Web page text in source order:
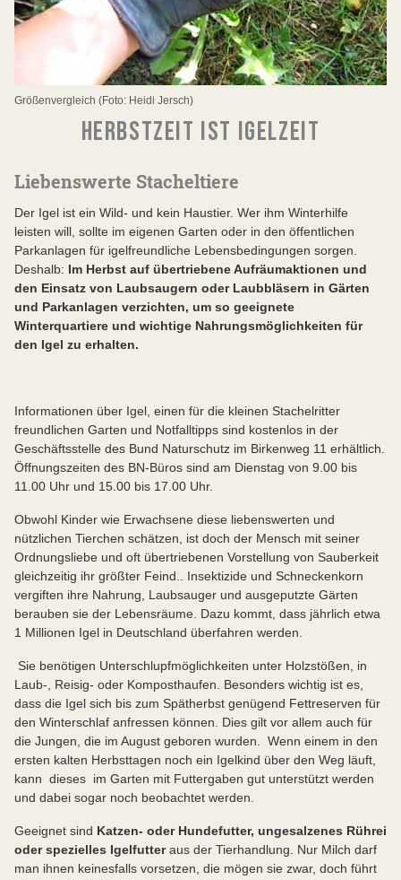
Größenvergleich (Foto: Heidi Jersch)
HERBSTZEIT IST IGELZEIT
Liebenswerte Stacheltiere
Der Igel ist ein Wild- und kein Haustier. Wer ihm Winterhilfe
leisten will, sollte im eigenen Garten oder in den öffentlichen
Parkanlagen für igelfreundliche Lebensbedingungen sorgen.
Deshalb: Im Herbst auf übertriebene Aufräumaktionen und
den Einsatz von Laubsaugern oder Laubbläsern in Gärten
und Parkanlagen verzichten, um so geeignete
Winterquartiere und wichtige Nahrungsmöglichkeiten für
den Igel zu erhalten.
Informationen über Igel, einen für die kleinen Stachelritter
freundlichen Garten und Notfalltipps sind kostenlos in der
Geschäftsstelle des Bund Naturschutz im Birkenweg 11 erhältlich.
Öffnungszeiten des BN-Büros sind am Dienstag von 9.00 bis
11.00 Uhr und 15.00 bis 17.00 Uhr.
Obwohl Kinder wie Erwachsene diese liebenswerten und
nützlichen Tierchen schätzen, ist doch der Mensch mit seiner
Ordnungsliebe und oft übertriebenen Vorstellung von Sauberkeit
gleichzeitig ihr größter Feind.. Insektizide und Schneckenkorn
vergiften ihre Nahrung, Laubsauger und ausgeputzte Gärten
berauben sie der Lebensräume. Dazu kommt, dass jährlich etwa
1 Millionen Igel in Deutschland überfahren werden.
Sie benötigen Unterschlupfmöglichkeiten unter Holzstößen, in
Laub-, Reisig- oder Komposthaufen. Besonders wichtig ist es,
dass die Igel sich bis zum Spätherbst genügend Fettreserven für
den Winterschlaf anfressen können. Dies gilt vor allem auch für
die Jungen, die im August geboren wurden. Wenn einem in den
ersten kalten Herbsttagen noch ein Igelkind über den Weg läuft,
kann dieses im Garten mit Futtergaben gut unterstützt werden
und dabei sogar noch beobachtet werden.
Geeignet sind Katzen- oder Hundefutter, ungesalzenes Rührei
oder spezielles Igelfutteraus der Tierhandlung. Nur Milch darf
man ihnen keinesfalls vorsetzen, die mögen sie zwar, doch führt